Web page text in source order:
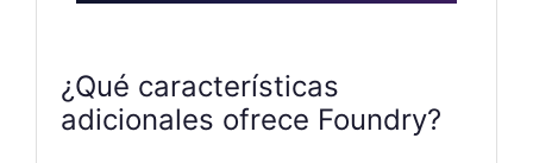
¿Qué características
adicionales ofrece Foundry?